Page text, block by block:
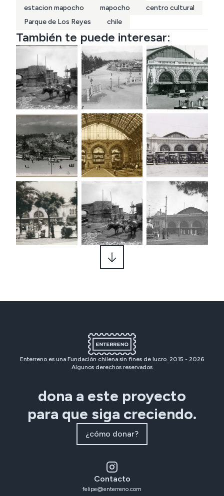
estacion mapocho
mapocho
centro cultural
Parque de Los Reyes
chile
También te puede interesar:
Enterreno es una Fundación chilena sin fines de lucro. 2015 - 2026
Algunos derechos reservados
dona a este proyecto
para que siga creciendo.
¿cómo donar?
Contacto
felipe@enterreno.com